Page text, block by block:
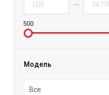
500
Модель
Все